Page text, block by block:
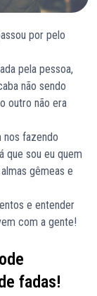
por pelo
pela pessoa,
não sendo
outro não era
nos fazendo
que sou eu quem
gêmeas e
e entender
com a gente!
fadas!